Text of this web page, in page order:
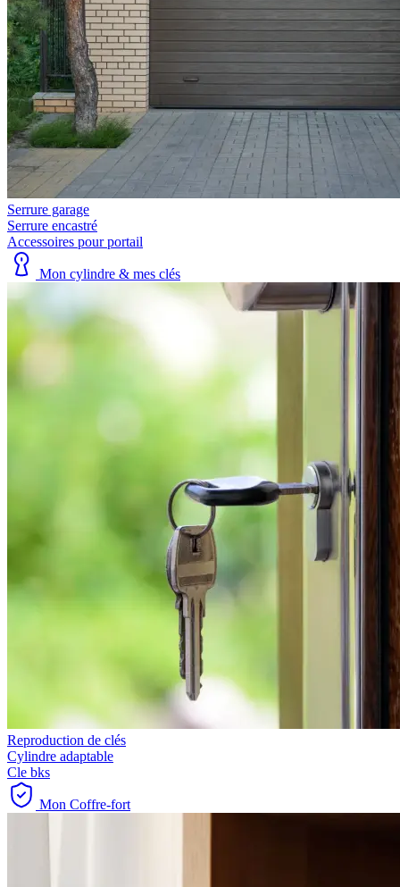
Serrure garage
Serrure encastré
Accessoires pour portail
Mon cylindre & mes clés
Reproduction de clés
Cylindre adaptable
Cle bks
Mon Coffre-fort